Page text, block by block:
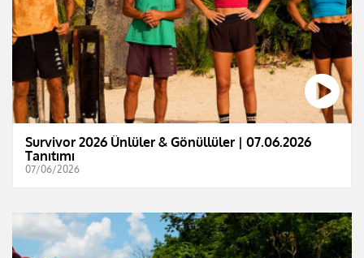
Survivor 2026 Ünlüler & Gönüllüler | 07.06.2026
Tanıtımı
07/06/2026